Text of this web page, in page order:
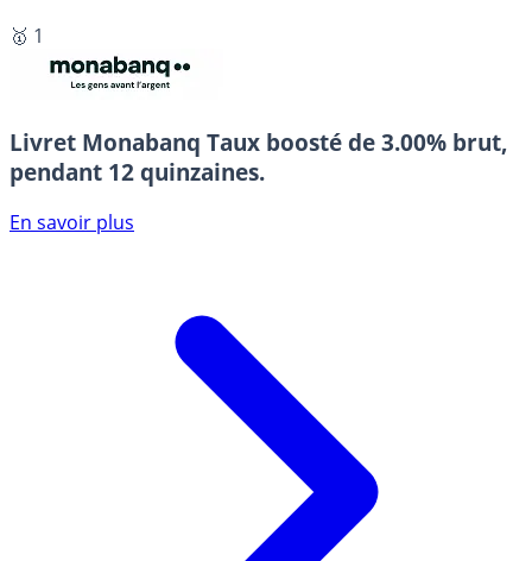
🥇 1
Livret Monabanq Taux boosté de 3.00% brut,
pendant 12 quinzaines.
En savoir plus